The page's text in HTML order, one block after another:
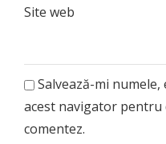
Site web
Salvează-mi
acest navigator pentru
comentez.